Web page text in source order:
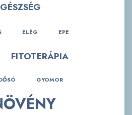
ELÉG EPE
FITOTERÁPIA
GYOMOR